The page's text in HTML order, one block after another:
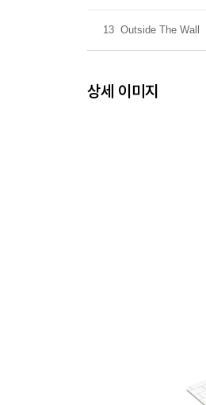
13 Outside The Wall
상세 이미지